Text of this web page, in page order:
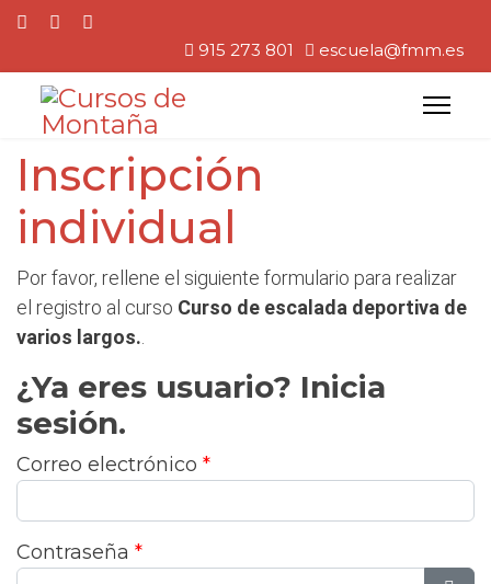
915 273 801 escuela@fmm.es
Inscripción
individual
Por favor, rellene el siguiente formulario para realizar
el registro al curso Curso de escalada deportiva de
varios largos.
¿Ya eres usuario? Inicia
sesión.
Correo electrónico *
Contraseña *